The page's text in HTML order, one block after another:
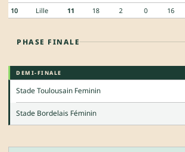
10 Lille 11 18 2 0 16
PHASE FINALE
DEMI-FINALE
Stade Toulousain Feminin
Stade Bordelais Féminin